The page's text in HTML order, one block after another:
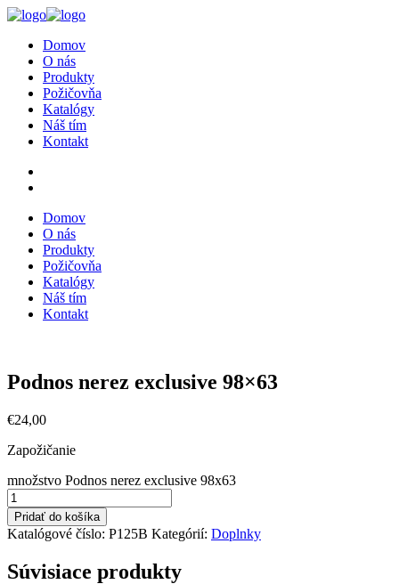
Domov
O nás
Produkty
Požičovňa
Katalógy
Náš tím
Kontakt
Domov
O nás
Produkty
Požičovňa
Katalógy
Náš tím
Kontakt
Podnos nerez exclusive 98×63
€24,00
Zapožičanie
množstvo Podnos nerez exclusive 98x63
Pridať do košíka
Katalógové číslo: P125B Kategórií: Doplnky
Súvisiace produkty